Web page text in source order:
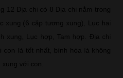
12 Địa chi có 8 Địa chi nằm trong
xung (6 cặp tương xung), Lục hại
xung, Lục hợp, Tam hợp. Địa chi
là tốt nhất, bình hòa là không
với con.